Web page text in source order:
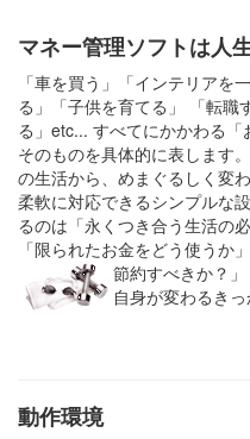
マネー管理ソフトは人
「車を買う」「インテリアを
る」「子供を育てる」 「転職
る」etc... すべてにかかわる
そのものを具体的に表します
の生活から、めまぐるしく変
柔軟に対応できるシンプルな
るのは「永くつき合う生活の
「限られたお金をどう使うか
節約すべきか？
自身が変わるき
動作環境